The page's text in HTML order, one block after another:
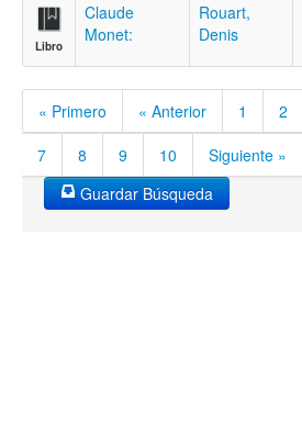
Libro
Claude
Monet:
Rouart,
Denis
« Primero « Anterior 1 2
7
8 9 10 Siguiente »
Guardar Búsqueda